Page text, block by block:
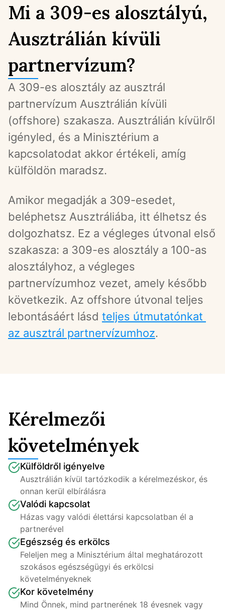
Mi a 309-es alosztályú,
Ausztrálián kívüli
partnervízum?
A 309-es alosztály az ausztrál
partnervízum Ausztrálián kívüli
(offshore) szakasza. Ausztrálián kívülről
igényled, és a Minisztérium a
kapcsolatodat akkor értékeli, amíg
külföldön maradsz.
Amikor megadják a 309-esedet,
beléphetsz Ausztráliába, itt élhetsz és
dolgozhatsz. Ez a végleges útvonal első
szakasza: a 309-es alosztály a 100-as
alosztályhoz, a végleges
partnervízumhoz vezet, amely később
következik. Az offshore útvonal teljes
lebontásáért lásd teljes útmutatónkat
az ausztrál partnervízumhoz.
Kérelmezői
követelmények
Külföldről igényelve
Ausztrálián kívül tartózkodik a kérelmezéskor, és
onnan kerül elbírálásra
Valódi kapcsolat
Házas vagy valódi élettársi kapcsolatban él a
partnerével
Egészség és erkölcs
Feleljen meg a Minisztérium által meghatározott
szokásos egészségügyi és erkölcsi
követelményeknek
Kor követelmény
Mind Önnek, mind partnerének 18 évesnek vagy